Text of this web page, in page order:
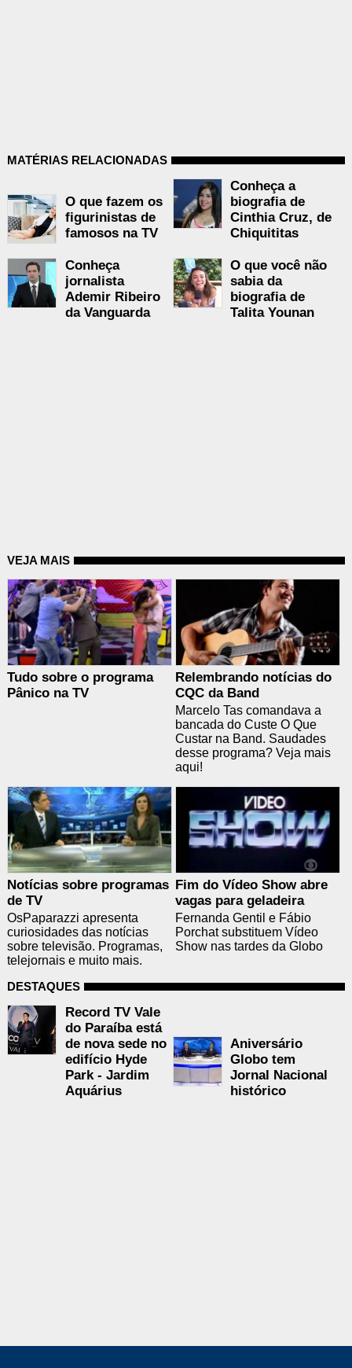
MATÉRIAS RELACIONADAS
O que fazem os
figurinistas de
famosos na TV
Conheça a
biografia de
Cinthia Cruz, de
Chiquititas
Conheça
jornalista
Ademir Ribeiro
da Vanguarda
O que você não
sabia da
biografia de
Talita Younan
VEJA MAIS
Tudo sobre o programa
Pânico na TV
Relembrando notícias do
CQC da Band
Marcelo Tas comandava a
bancada do Custe O Que
Custar na Band. Saudades
desse programa? Veja mais
aqui!
Notícias sobre programas
de TV
OsPaparazzi apresenta
curiosidades das notícias
sobre televisão. Programas,
telejornais e muito mais.
Fim do Vídeo Show abre
vagas para geladeira
Fernanda Gentil e Fábio
Porchat substituem Vídeo
Show nas tardes da Globo
DESTAQUES
Record TV Vale
do Paraíba está
de nova sede no
edifício Hyde
Park - Jardim
Aquárius
Aniversário
Globo tem
Jornal Nacional
histórico